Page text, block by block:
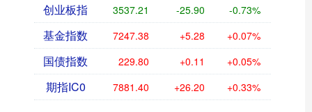
创业板指 3537.21 -25.90 -0.73%
基金指数 7247.38 +5.28 +0.07%
国债指数 229.80 +0.11 +0.05%
期指IC0 7881.40 +26.20 +0.33%